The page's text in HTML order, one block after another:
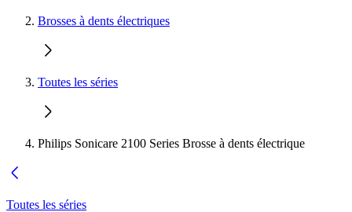
Brosses à dents électriques
Toutes les séries
Philips Sonicare 2100 Series Brosse à dents électrique
Toutes les séries